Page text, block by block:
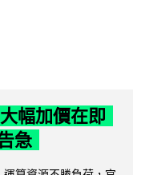
幅加價在即
急